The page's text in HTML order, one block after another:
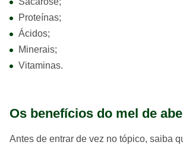
Proteínas;
Ácidos;
Minerais;
Vitaminas.
Os benefícios do mel de
Antes de entrar de vez no tópico, saiba